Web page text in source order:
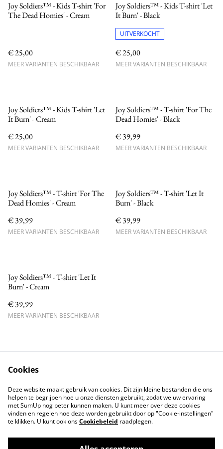
Joy Soldiers™ - Kids T-shirt 'For
The Dead Homies' - Cream
€ 25,00
MEER VARIANTEN BESCHIKBAAR
Joy Soldiers™ - Kids T-shirt 'Let
It Burn' - Black
UITVERKOCHT
€ 25,00
MEER VARIANTEN BESCHIKBAAR
Joy Soldiers™ - Kids T-shirt 'Let
It Burn' - Cream
€ 25,00
MEER VARIANTEN BESCHIKBAAR
Joy Soldiers™ - T-shirt 'For The
Dead Homies' - Black
€ 39,99
MEER VARIANTEN BESCHIKBAAR
Joy Soldiers™ - T-shirt 'For The
Dead Homies' - Cream
€ 39,99
MEER VARIANTEN BESCHIKBAAR
Joy Soldiers™ - T-shirt 'Let It
Burn' - Black
€ 39,99
MEER VARIANTEN BESCHIKBAAR
Joy Soldiers™ - T-shirt 'Let It
Burn' - Cream
€ 39,99
MEER VARIANTEN BESCHIKBAAR
Neem contact met ons op
Voorwaarden
Privacybeleid
Cookiebeleid
Cookies
Deze website maakt gebruik van cookies. Dit zijn kleine bestanden die ons
helpen te begrijpen hoe u onze diensten gebruikt, zodat we uw ervaring
met SumUp nog beter kunnen maken. U kunt meer over deze cookies
vinden en regelen hoe deze worden gebruikt door op "Cookie-instellingen"
te klikken. U kunt ook onsCookiebeleid raadplegen.